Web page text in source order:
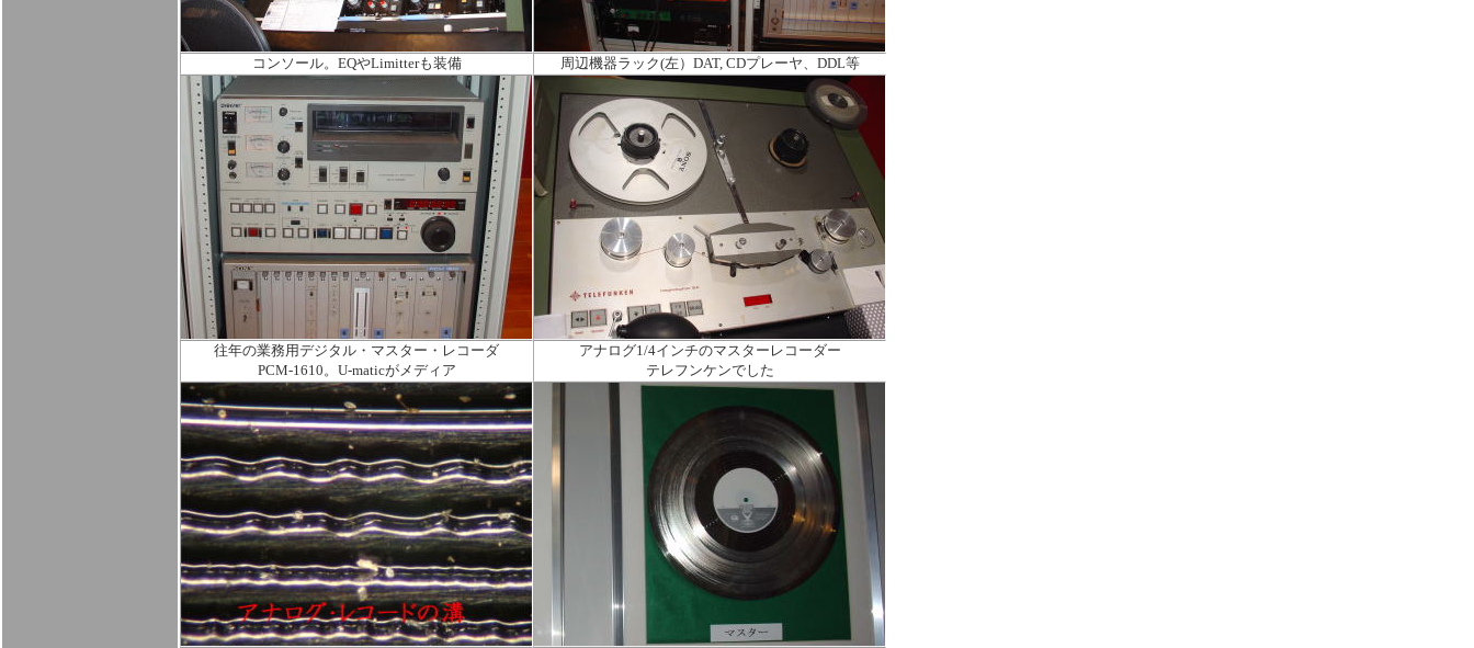
コンソール。EQやLimitterも装備 周辺機器ラック(左）DAT, CDプレーヤ、DDL等
往年の業務用デジタル・マスター・レコーダ
PCM-1610。U-maticがメディア
アナログ1/4インチのマスターレコーダー
テレフンケンでした